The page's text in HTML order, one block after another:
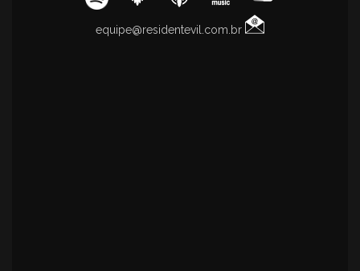
equipe@residentevil.com.br